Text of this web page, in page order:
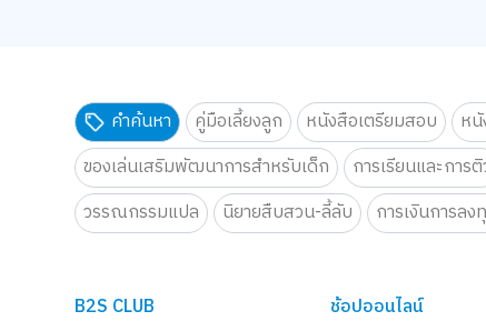
คำค้นหา คู่มือเลี้ยงลูก หนังสือเตรียมสอบ ห
ของเล่นเสริมพัฒนาการสำหรับเด็ก
การเรียนและการ
วรรณกรรมแปล
นิยายสืบสวน-ลี้ลับ การเงินการลง
B2S CLUB ช้อปออนไลน์